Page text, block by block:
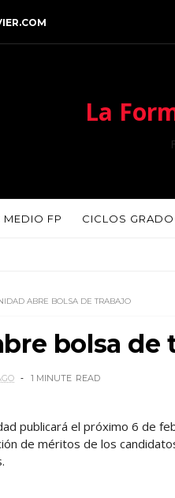
La
MEDIO FP CICLOS
ABRE BOLSA DE TRABAJO
bolsa de
1 MINUTE READ
publicará el próximo 6 de
de méritos de los